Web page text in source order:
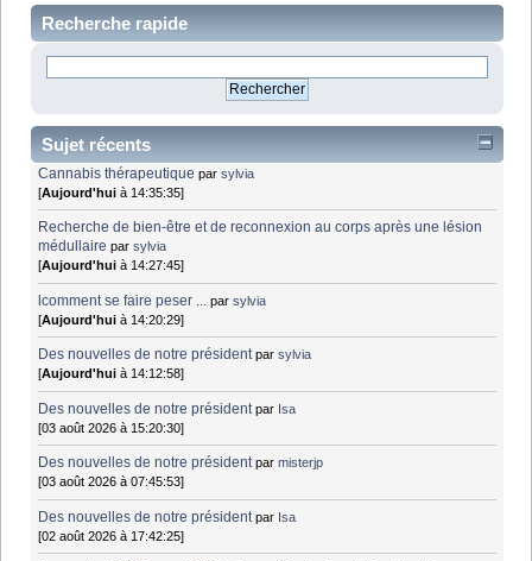
Recherche rapide
Sujet récents
Cannabis thérapeutique parsylvia
[Aujourd'hui à 14:35:35]
Recherche de bien-être et de reconnexion au corps après une lésion
médullaire parsylvia
[Aujourd'hui à 14:27:45]
lcomment se faire peser ... parsylvia
[Aujourd'hui à 14:20:29]
Des nouvelles de notre président parsylvia
[Aujourd'hui à 14:12:58]
Des nouvelles de notre président par Isa
[03 août 2026 à 15:20:30]
Des nouvelles de notre président parmisterjp
[03 août 2026 à 07:45:53]
Des nouvelles de notre président par Isa
[02 août 2026 à 17:42:25]